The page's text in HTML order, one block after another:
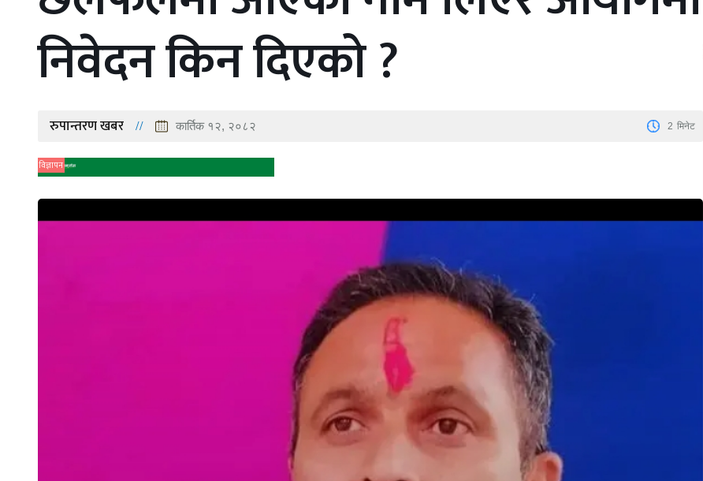
निवेदन किन दिएको ?
रुपान्तरण खबर कार्तिक १२, २०८२ 2 मिनेट
विज्ञापन